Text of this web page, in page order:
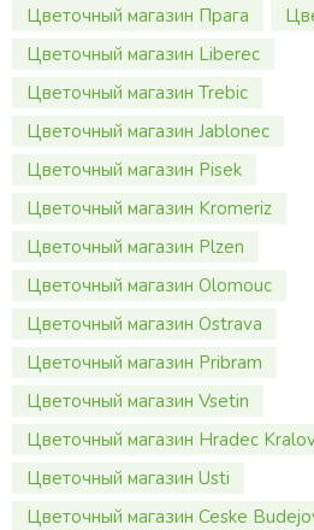
Цветочный магазин Прага
Цветочный магазин Liberec
Цветочный магазин Trebic
Цветочный магазин Jablonec
Цветочный магазин Pisek
Цветочный магазин Kromeriz
Цветочный магазин Plzen
Цветочный магазин Olomouc
Цветочный магазин Ostrava
Цветочный магазин Pribram
Цветочный магазин Vsetin
Цветочный магазин Hradec
Цветочный магазин Usti
Цветочный магазин Ceske